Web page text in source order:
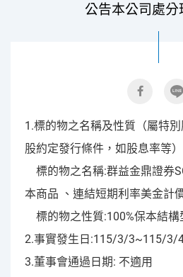
公告本公司處分
1.標的物之名稱及性質（屬特
股約定發行條件，如股息率等
標的物之名稱:群益金鼎證券
本商品 、連結短期利率美金計
標的物之性質:100%保本結構
2.事實發生日:115/3/3~115/3/
3.董事會通過日期: 不適用